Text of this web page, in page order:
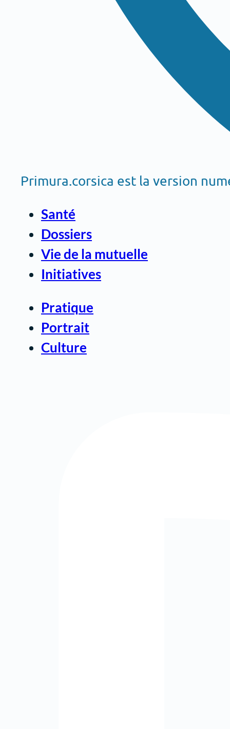
Primura.corsica est la version
Santé
Dossiers
Vie de la mutuelle
Initiatives
Pratique
Portrait
Culture